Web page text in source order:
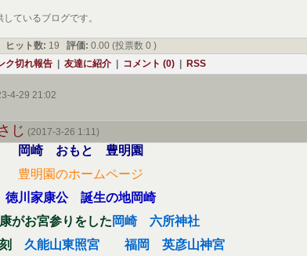
ているブログです。
ヒット数: 19 評価: 0.00 (投票数 0 )
ク切れ報告| 友達に紹介| コメント (0)| RSS
4-29 21:02
じ (2017-3-26 1:11)
岡崎 おもと 豊明園
豊明園のホームページ
徳川家康公 誕生の地岡崎
がお宮参りをした 岡崎 六所神社
刻久能山東照宮
福岡 英彦山神宮